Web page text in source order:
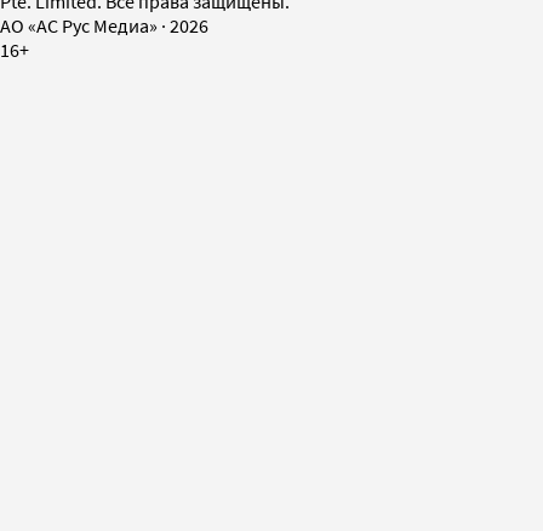
AO «АС Рус Медиа» · 2026
16+